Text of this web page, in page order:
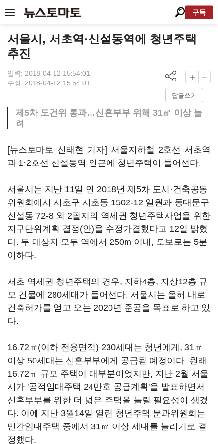
구독
서울시, 서초역·신설동역에 청년주택
추진
입력: 2018-04-12 15:54:01
수정: 2018-04-12 15:54:01
답글쓰기
제5차 도건위 통과…신혼부부 위해 31㎡ 이상 늘
려
[뉴스토마토 신태현 기자] 서울지하철 2호선 서초역
과 1·2호선 신설동역 인근에 청년주택이 들어선다.
서울시는 지난 11일 연 2018년 제5차 도시·건축공동
위원회에서 서초구 서초동 1502-12 일원과 동대문구
신설동 72-8 외 2필지의 역세권 청년주택사업을 위한
지구단위계획 결정(안)을 수정가결했다고 12일 밝혔
다. 두 대상지 모두 역에서 250m 이내, 도보로는 5분
이하다.
서초 역세권 청년주택의 경우, 지하4층, 지상12층 규
모 건물에 280세대가 들어선다. 서울시는 올해 내로
건축허가를 얻고 오는 2020년 준공을 목표로 하고 있
다.
16.72㎡(이하 전용면적) 230세대는 청년에게, 31㎡
이상 50세대는 신혼부부에게 공급될 예정이다. 원래
16.72㎡ 규모 주택이 대부분이었지만, 지난 2월 서울
시가 '공적임대주택 24만호 공급계획'을 발표하면서
신혼부부를 위한 더 넓은 주택을 늘릴 필요성이 생겼
다. 이에 지난 3월14일 열린 청년주택 분과위원회는
민간임대주택 중에서 31㎡ 이상 세대를 늘리기로 결
정했다.